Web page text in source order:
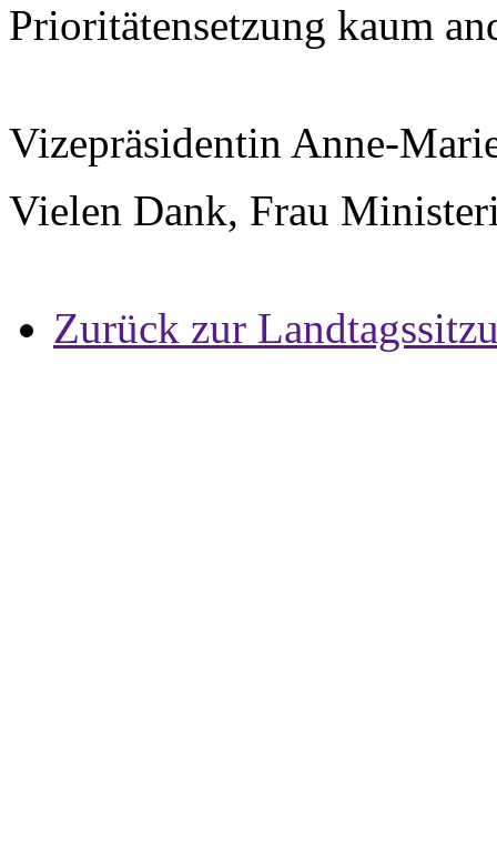
Prioritätensetzung kaum
Vizepräsidentin Anne-
Vielen Dank, Frau
Zurück zur